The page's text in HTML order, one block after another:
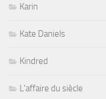
Karin
Kate Daniels
Kindred
L'affaire du siècle